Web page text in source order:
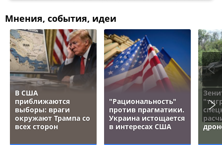
Мнения, события, идеи
В США
приближаются
выборы: враги
окружают Трампа со
всех сторон
"Рациональность"
против прагматики.
Украина истощается
в интересах США